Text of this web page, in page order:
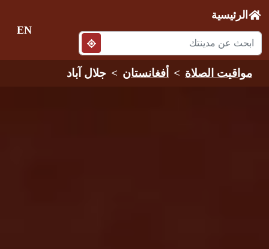
الرئيسية
EN
مواقيت الصلاة أفغانستان جلال آباد